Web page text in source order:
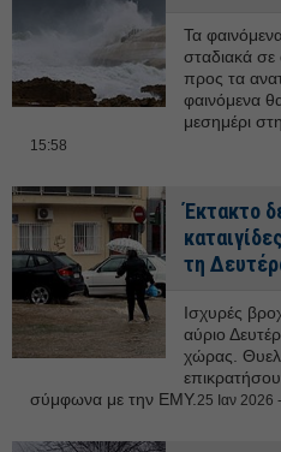
Τα
σταδιακά
προς τα
φαινόμενα
μεσημέρι
15:58
Έκτακτο
τη
Ισχυρές
αύριο
χώρας.
σύμφωνα με την ΕΜΥ.25 Ιαν 2026